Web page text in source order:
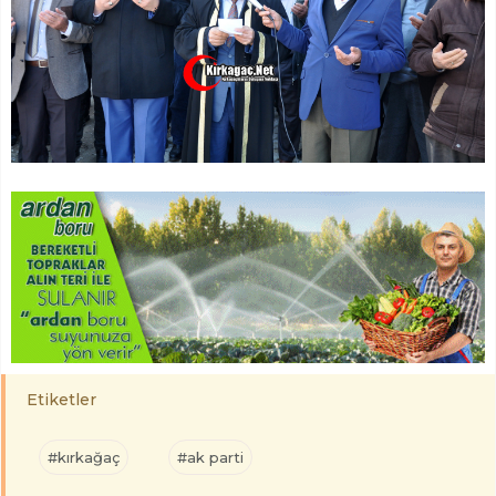
Etiketler
#kırkağaç #ak parti